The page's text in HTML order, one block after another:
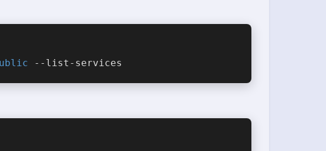
--list-services